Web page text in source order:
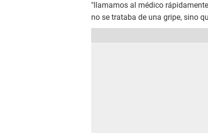
"llamamos al médico
no se trataba de una gripe, sino